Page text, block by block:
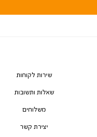
שירות לקוחות
שאלות ותשובות
משלוחים
יצירת קשר